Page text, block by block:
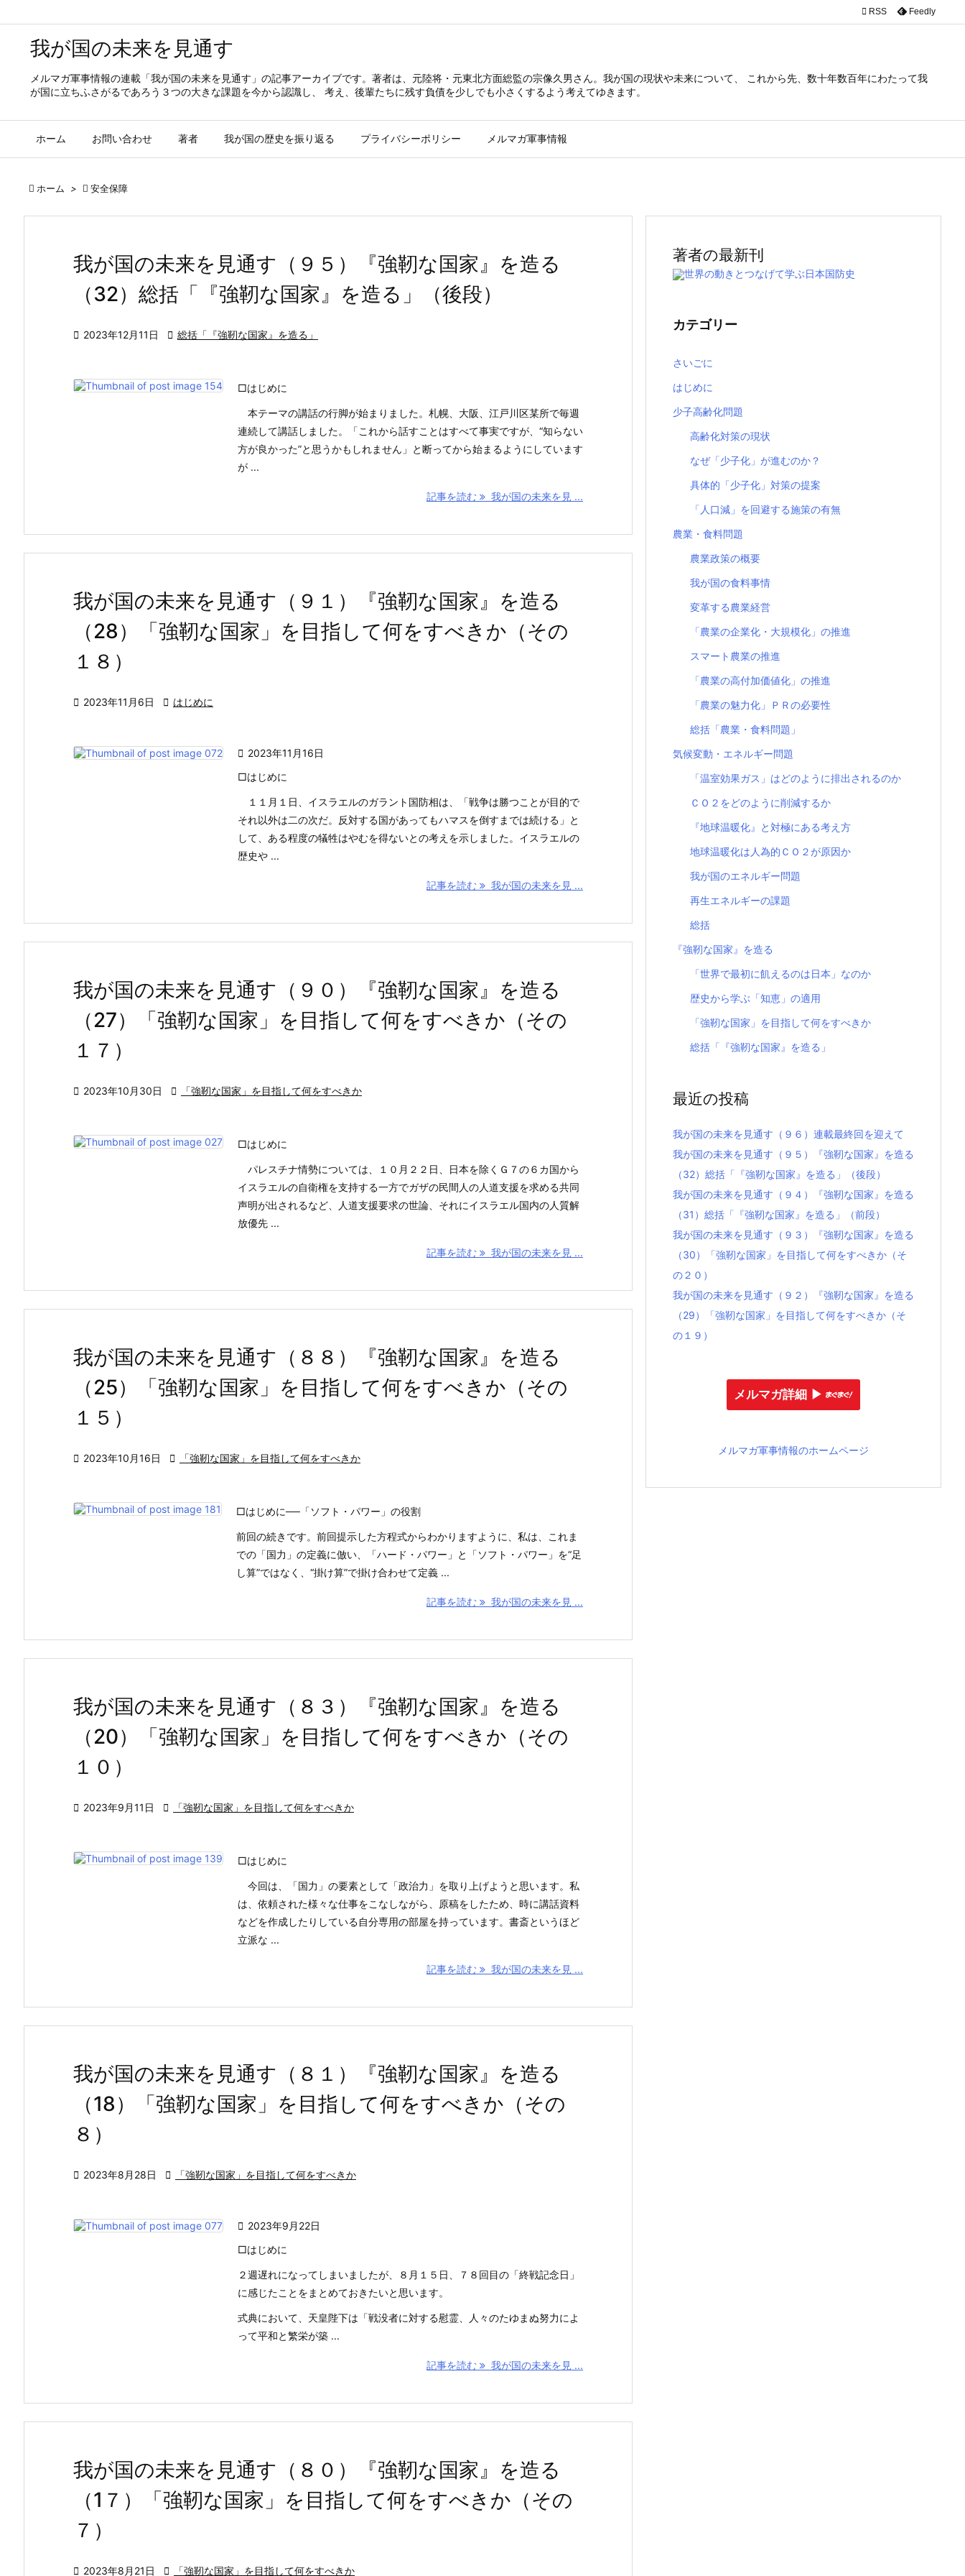
我が国の未来を見通す
メルマガ軍事情報の連載「我が国の未来を見通す」の記事アーカイブです。著者は、元陸将・元東北方面総監の宗像久男さん。我が国の現状や未来について、 これから先、数十年数百年にわたって我
が国に立ちふさがるであろう３つの大きな課題を今から認識し、 考え、後輩たちに残す負債を少しでも小さくするよう考えてゆきます。
ホーム お問い合わせ 著者 我が国の歴史を振り返る プライバシーポリシー メルマガ軍事情報
 RSS Feedly
 ホーム >  安全保障
我が国の未来を見通す（９５）『強靭な国家』を造る
（32）総括「『強靭な国家』を造る」（後段）
 2023年12月11日  総括「『強靭な国家』を造る」
□はじめに
本テーマの講話の行脚が始まりました。札幌、大阪、江戸川区某所で毎週
連続して講話しました。「これから話すことはすべて事実ですが、“知らない
方が良かった”と思うかもしれません」と断ってから始まるようにしています
が ...
記事を読む 我が国の未来を見 ...
我が国の未来を見通す（９１）『強靭な国家』を造る
（28）「強靭な国家」を目指して何をすべきか（その
１８）
 2023年11月6日  はじめに
 2023年11月16日
□はじめに
１１月１日、イスラエルのガラント国防相は、「戦争は勝つことが目的で
それ以外は二の次だ。反対する国があってもハマスを倒すまでは続ける」と
して、ある程度の犠牲はやむを得ないとの考えを示しました。イスラエルの
歴史や ...
記事を読む 我が国の未来を見 ...
我が国の未来を見通す（９０）『強靭な国家』を造る
（27）「強靭な国家」を目指して何をすべきか（その
１７）
 2023年10月30日  「強靭な国家」を目指して何をすべきか
□はじめに
パレスチナ情勢については、１０月２２日、日本を除くＧ７の６カ国から
イスラエルの自衛権を支持する一方でガザの民間人の人道支援を求める共同
声明が出されるなど、人道支援要求の世論、それにイスラエル国内の人質解
放優先 ...
記事を読む 我が国の未来を見 ...
我が国の未来を見通す（８８）『強靭な国家』を造る
（25）「強靭な国家」を目指して何をすべきか（その
１５）
 2023年10月16日  「強靭な国家」を目指して何をすべきか
□はじめに──「ソフト・パワー」の役割
前回の続きです。前回提示した方程式からわかりますように、私は、これま
での「国力」の定義に倣い、「ハード・パワー」と「ソフト・パワー」を“足
し算”ではなく、“掛け算”で掛け合わせて定義 ...
記事を読む 我が国の未来を見 ...
我が国の未来を見通す（８３）『強靭な国家』を造る
（20）「強靭な国家」を目指して何をすべきか（その
１０）
 2023年9月11日  「強靭な国家」を目指して何をすべきか
□はじめに
今回は、「国力」の要素として「政治力」を取り上げようと思います。私
は、依頼された様々な仕事をこなしながら、原稿をしたため、時に講話資料
などを作成したりしている自分専用の部屋を持っています。書斎というほど
立派な ...
記事を読む 我が国の未来を見 ...
我が国の未来を見通す（８１）『強靭な国家』を造る
（18）「強靭な国家」を目指して何をすべきか（その
８）
 2023年8月28日  「強靭な国家」を目指して何をすべきか
 2023年9月22日
□はじめに
２週遅れになってしまいましたが、８月１５日、７８回目の「終戦記念日」
に感じたことをまとめておきたいと思います。
式典において、天皇陛下は「戦没者に対する慰霊、人々のたゆまぬ努力によ
って平和と繁栄が築 ...
記事を読む 我が国の未来を見 ...
我が国の未来を見通す（８０）『強靭な国家』を造る
（1７）「強靭な国家」を目指して何をすべきか（その
７）
 2023年8月21日  「強靭な国家」を目指して何をすべきか
著者の最新刊
世界の動きとつなげて学ぶ日本国防史
カテゴリー
さいごに
はじめに
少子高齢化問題
高齢化対策の現状
なぜ「少子化」が進むのか？
具体的「少子化」対策の提案
「人口減」を回避する施策の有無
農業・食料問題
農業政策の概要
我が国の食料事情
変革する農業経営
「農業の企業化・大規模化」の推進
スマート農業の推進
「農業の高付加価値化」の推進
「農業の魅力化」ＰＲの必要性
総括「農業・食料問題」
気候変動・エネルギー問題
「温室効果ガス」はどのように排出されるのか
ＣＯ２をどのように削減するか
『地球温暖化』と対極にある考え方
地球温暖化は人為的ＣＯ２が原因か
我が国のエネルギー問題
再生エネルギーの課題
総括
『強靭な国家』を造る
「世界で最初に飢えるのは日本」なのか
歴史から学ぶ「知恵」の適用
「強靭な国家」を目指して何をすべきか
総括「『強靭な国家』を造る」
最近の投稿
我が国の未来を見通す（９６）連載最終回を迎えて
我が国の未来を見通す（９５）『強靭な国家』を造る
（32）総括「『強靭な国家』を造る」（後段）
我が国の未来を見通す（９４）『強靭な国家』を造る
（31）総括「『強靭な国家』を造る」（前段）
我が国の未来を見通す（９３）『強靭な国家』を造る
（30）「強靭な国家」を目指して何をすべきか（そ
の２０）
我が国の未来を見通す（９２）『強靭な国家』を造る
（29）「強靭な国家」を目指して何をすべきか（そ
の１９）
メルマガ詳細 ▶︎
メルマガ軍事情報のホームページ